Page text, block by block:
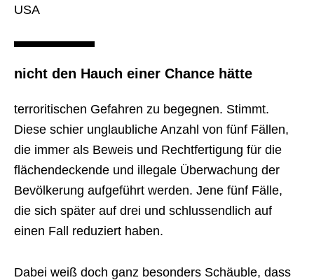
USA
nicht den Hauch einer Chance hätte
terroritischen Gefahren zu begegnen. Stimmt.
Diese schier unglaubliche Anzahl von fünf Fällen,
die immer als Beweis und Rechtfertigung für die
flächendeckende und illegale Überwachung der
Bevölkerung aufgeführt werden. Jene fünf Fälle,
die sich später auf drei und schlussendlich auf
einen Fall reduziert haben.
Dabei weiß doch ganz besonders Schäuble, dass